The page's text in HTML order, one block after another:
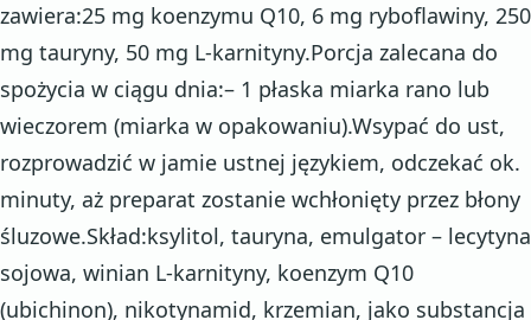
zawiera:25 mg koenzymu Q10, 6 mg ryboflawiny, 250
mg tauryny, 50 mg L-karnityny.Porcja zalecana do
spożycia w ciągu dnia:– 1 płaska miarka rano lub
wieczorem (miarka w opakowaniu).Wsypać do ust,
rozprowadzić w jamie ustnej językiem, odczekać ok.
minuty, aż preparat zostanie wchłonięty przez błony
śluzowe.Skład:ksylitol, tauryna, emulgator – lecytyna
sojowa, winian L-karnityny, koenzym Q10
(ubichinon), nikotynamid, krzemian, jako substancja